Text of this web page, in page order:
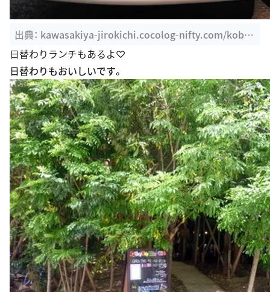
出典： kawasakiya-jirokichi.cocolog-nifty.com/kobe/
2010/09/green-house-sil.html
日替わりランチもあるよ♡
日替わりもおいしいです。